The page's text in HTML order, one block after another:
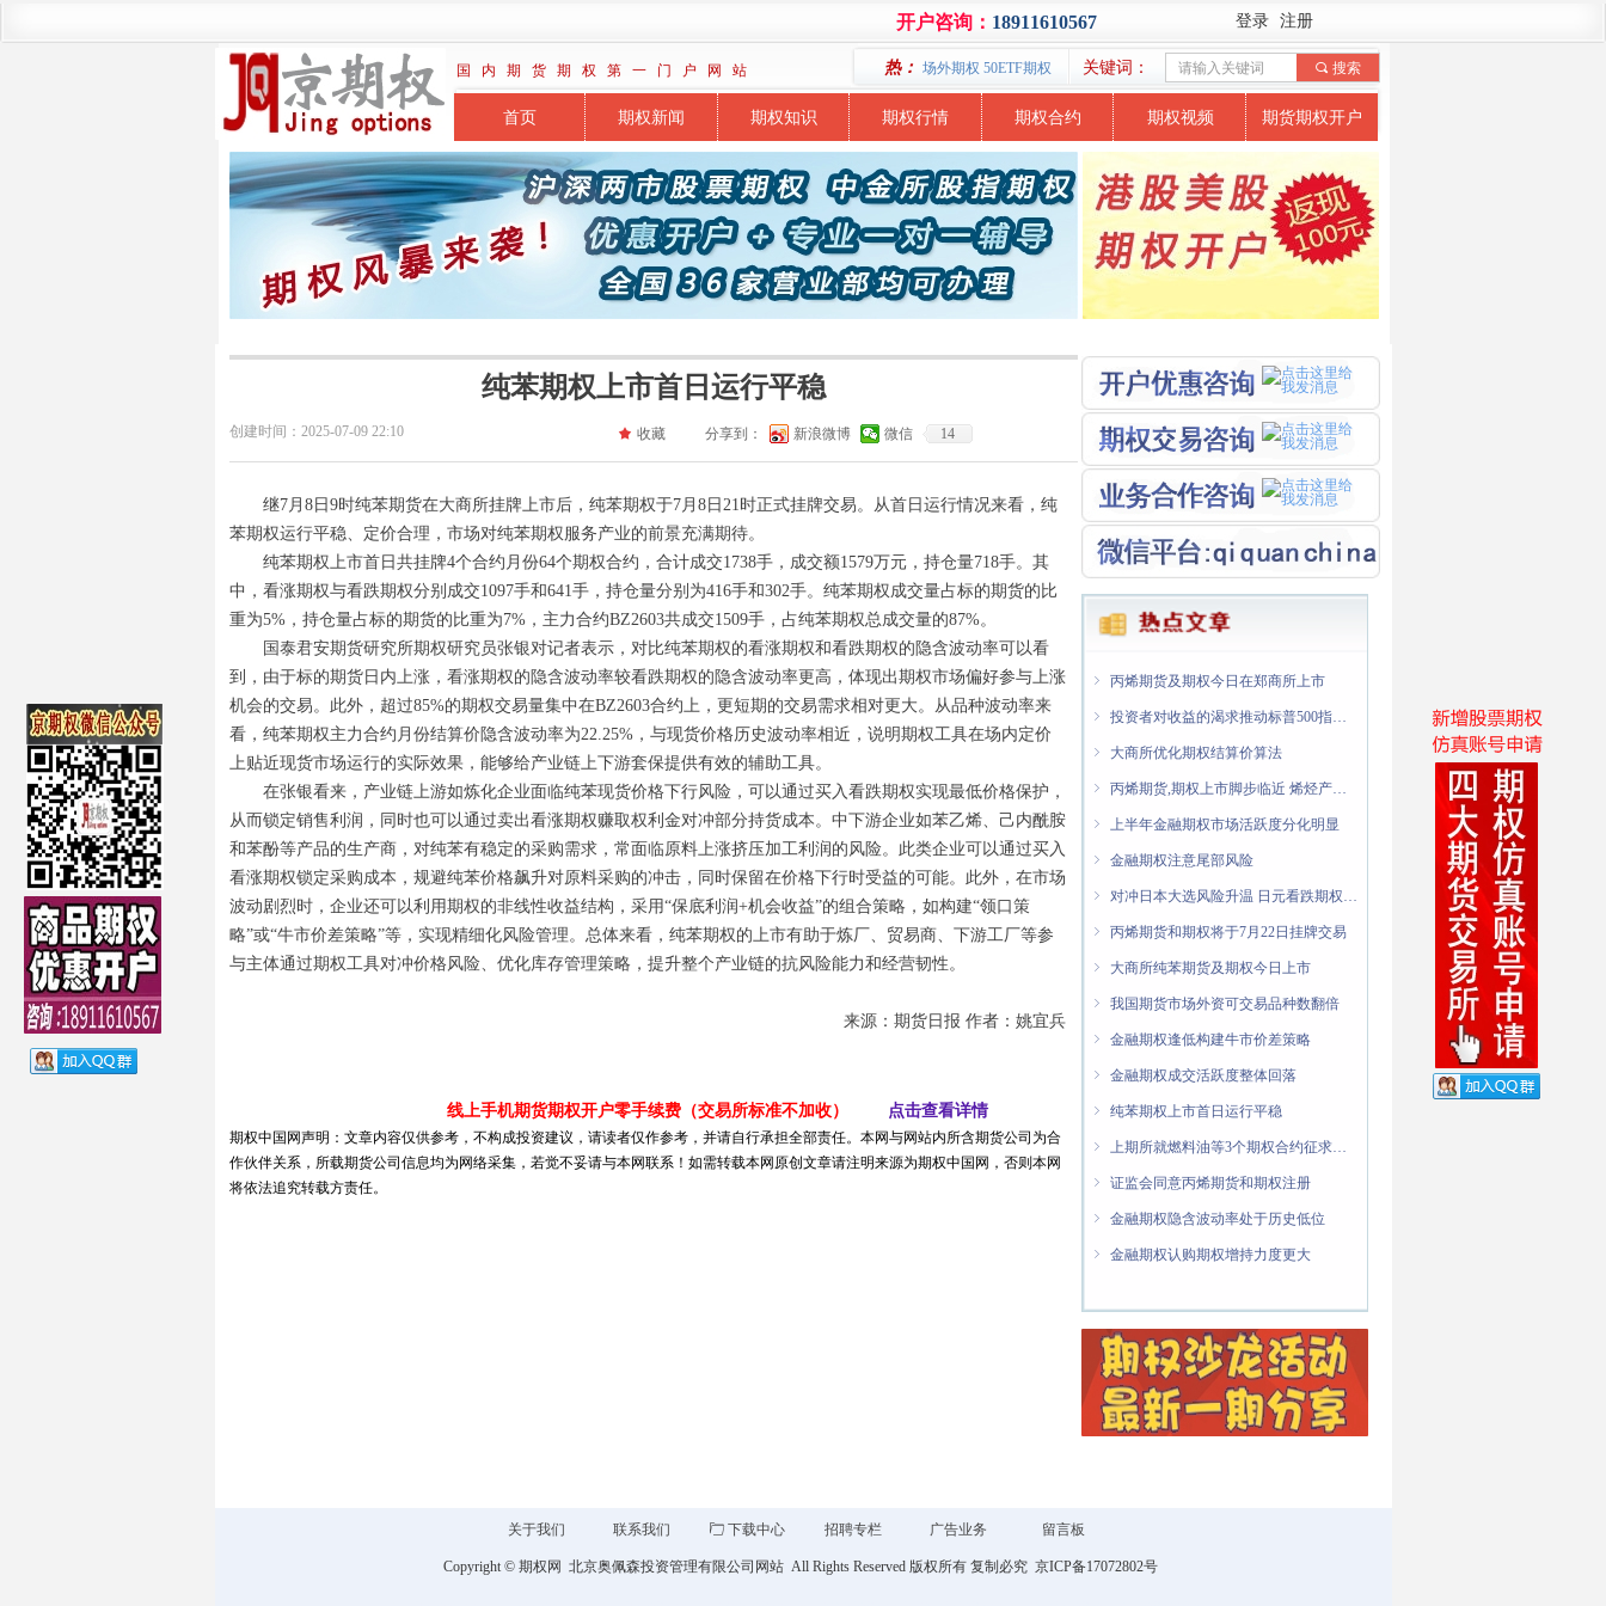
开户咨询： 18911610567 登录 注册
国 内 期 货 期 权 第 一 门 户 网 站 热： 场外期权 50ETF期权 关键词： 끠 搜索
首页 期权新闻 期权知识 期权行情 期权合约 期权视频 期货期权开户
纯苯期权上市首日运行平稳
创建时间： 2025-07-09 22:10 끄 收藏 分享到： 新浪微博 微信 14
继7月8日9时纯苯期货在大商所挂牌上市后，纯苯期权于7月8日21时正式挂牌交易。从首日运行情况来看，纯
苯期权运行平稳、定价合理，市场对纯苯期权服务产业的前景充满期待。
纯苯期权上市首日共挂牌4个合约月份64个期权合约，合计成交1738手，成交额1579万元，持仓量718手。其
中，看涨期权与看跌期权分别成交1097手和641手，持仓量分别为416手和302手。纯苯期权成交量占标的期货的比
重为5%，持仓量占标的期货的比重为7%，主力合约BZ2603共成交1509手，占纯苯期权总成交量的87%。
国泰君安期货研究所期权研究员张银对记者表示，对比纯苯期权的看涨期权和看跌期权的隐含波动率可以看
到，由于标的期货日内上涨，看涨期权的隐含波动率较看跌期权的隐含波动率更高，体现出期权市场偏好参与上涨
机会的交易。此外，超过85%的期权交易量集中在BZ2603合约上，更短期的交易需求相对更大。从品种波动率来
看，纯苯期权主力合约月份结算价隐含波动率为22.25%，与现货价格历史波动率相近，说明期权工具在场内定价
上贴近现货市场运行的实际效果，能够给产业链上下游套保提供有效的辅助工具。
在张银看来，产业链上游如炼化企业面临纯苯现货价格下行风险，可以通过买入看跌期权实现最低价格保护，
从而锁定销售利润，同时也可以通过卖出看涨期权赚取权利金对冲部分持货成本。中下游企业如苯乙烯、己内酰胺
和苯酚等产品的生产商，对纯苯有稳定的采购需求，常面临原料上涨挤压加工利润的风险。此类企业可以通过买入
看涨期权锁定采购成本，规避纯苯价格飙升对原料采购的冲击，同时保留在价格下行时受益的可能。此外，在市场
波动剧烈时，企业还可以利用期权的非线性收益结构，采用“保底利润+机会收益”的组合策略，如构建“领口策
略”或“牛市价差策略”等，实现精细化风险管理。总体来看，纯苯期权的上市有助于炼厂、贸易商、下游工厂等参
与主体通过期权工具对冲价格风险、优化库存管理策略，提升整个产业链的抗风险能力和经营韧性。
来源：期货日报 作者：姚宜兵
ꁇ 金融期权隐含波动率处于低位
金融期权交投较为活跃
ꁇ 丙烯期货及期权今日在郑商所上市
ꁇ 投资者对收益的渴求推动标普500指数股息期权增长
ꁇ 大商所优化期权结算价算法
ꁇ 丙烯期货,期权上市脚步临近 烯烃产业企业迎来风险管理新"利器"
ꁇ 上半年金融期权市场活跃度分化明显
ꁇ 金融期权注意尾部风险
ꁇ
ꁇ 丙烯期货和期权将于7月22日挂牌交易
ꁇ 大商所纯苯期货及期权今日上市
ꁇ 我国期货市场外资可交易品种数翻倍
ꁇ 金融期权逢低构建牛市价差策略
ꁇ 金融期权成交活跃度整体回落
ꁇ 纯苯期权上市首日运行平稳
ꁇ 上期所就燃料油等3个期权合约征求意见
ꁇ 证监会同意丙烯期货和期权注册
ꁇ 金融期权隐含波动率处于历史低位
ꁇ 金融期权认购期权增持力度更大
ꁇ
线上手机期货期权开户零手续费（交易所标准不加收）
期权中国网声明：文章内容仅供参考，不构成投资建议，请读者仅作参考，并请自行承担全部责任。本网与网站内所含期货公司为合
作伙伴关系，所载期货公司信息均为网络采集，若觉不妥请与本网联系！如需转载本网原创文章请注明来源为期权中国网，否则本网
将依法追究转载方责任。
点击查看详情
关于我们 联系我们 ꄁ 下载中心 招聘专栏 广告业务 留言板
Copyright © 期权网 北京奥佩森投资管理有限公司网站 All Rights Reserved 版权所有 复制必究 京ICP备17072802号